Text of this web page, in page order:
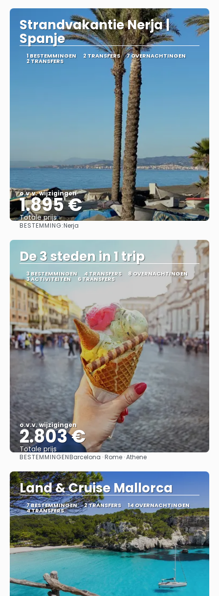
Strandvakantie Nerja |
Spanje
1 BESTEMMINGEN 2 TRANSFERS 7 OVERNACHTINGEN
2 TRANSFERS
o.v.v. wijzigingen
1.895 €
Totale prijs
BESTEMMING:Nerja
De 3 steden in 1 trip
3 BESTEMMINGEN 4 TRANSFERS 8 OVERNACHTINGEN
3 ACTIVITEITEN 6 TRANSFERS
o.v.v. wijzigingen
2.803 €
Totale prijs
Bekijk
BESTEMMINGENBarcelona · Rome · Athene
Land & Cruise Mallorca
7 BESTEMMINGEN 2 TRANSFERS 14 OVERNACHTINGEN
4 TRANSFERS